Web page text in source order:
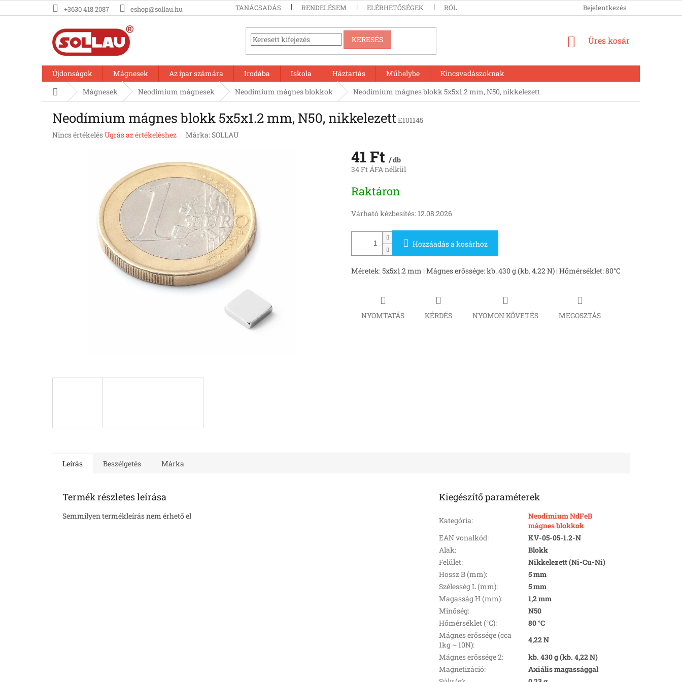
a
+3630 418 2087 eshop@sollau.hu TANÁCSADÁS RENDELÉSEM ELÉRHETŐSÉGEK RÓLUNK Bejelentkezés
KERESÉS KOSÁR
Üres kosár
Újdonságok Mágnesek Az ipar számára Irodába Iskola Háztartás Műhelybe
Kincsvadászoknak
KezdőlapMágnesek Neodímium mágnesek Neodímium mágnes blokkok Neodímium mágnes blokk 5x5x1.2 mm, N50, nikkelezett
Neodímium mágnes blokk 5x5x1.2 mm, N50, nikkelezettE101145
A
Nincs értékelésUgrás az értékeléshez Márka:SOLLAU
41 Ft / db
34 Ft ÁFA nélkül
Raktáron
Várható kézbesítés: 12.08.2026
Hozzáadás a kosárhoz
Méretek: 5x5x1.2 mm | Mágnes erőssége: kb. 430 g (kb. 4.22 N) | Hőmérséklet: 80°C
NYOMTATÁS KÉRDÉS NYOMON KÖVETÉS MEGOSZTÁS
Leírás Beszélgetés Márka
Termék részletes leírása
Semmilyen termékleírás nem érhető el
Kiegészítő paraméterek
Kategória:
Neodímium NdFeB
mágnes blokkok
EAN vonalkód:
KV-05-05-1.2-N
Alak:
Blokk
Felület:
Nikkelezett (Ni-Cu-Ni)
Hossz B (mm):
5 mm
Szélesség L (mm):
5 mm
Magasság H (mm):
1,2 mm
Minőség:
N50
Hőmérséklet (°C):
80 °C
Mágnes erőssége (cca
1kg ~ 10N):
4,22 N
Mágnes erőssége 2:
kb. 430 g (kb. 4,22 N)
Magnetizáció:
Axiális magassággal